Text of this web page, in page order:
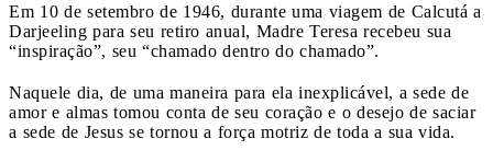
Em 10 de setembro de 1946, durante uma viagem de Calcutá a
Darjeeling para seu retiro anual, Madre Teresa recebeu sua
“inspiração”, seu “chamado dentro do chamado”.
Naquele dia, de uma maneira para ela inexplicável, a sede de
amor e almas tomou conta de seu coração e o desejo de saciar
a sede de Jesus se tornou a força motriz de toda a sua vida.